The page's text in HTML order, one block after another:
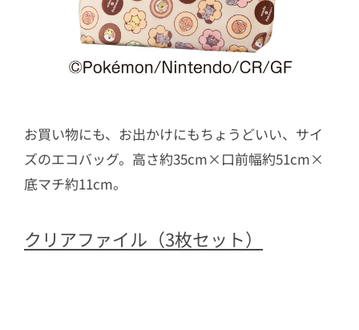
お買い物にも、お出かけにもちょうどいい、サイ
ズのエコバッグ。高さ約35cm×口前幅約51cm×
底マチ約11cm。
クリアファイル（3枚セット）